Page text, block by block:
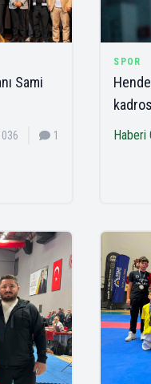
Sami
1
SPOR
Haberi